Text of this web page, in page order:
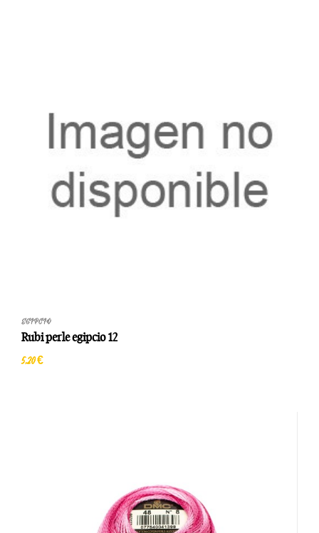
EGIPCIO
Rubi perle egipcio 12
5,20 €